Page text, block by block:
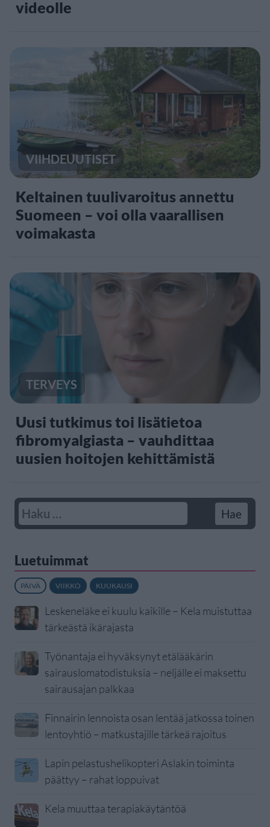
videolle
VIIHDEUUTISET
Keltainen tuulivaroitus annettu
Suomeen – voi olla vaarallisen
voimakasta
TERVEYS
Uusi tutkimus toi lisätietoa
fibromyalgiasta – vauhdittaa
uusien hoitojen kehittämistä
Luetuimmat
PÄIVÄ VIIKKO KUUKAUSI
Leskeneläke ei kuulu kaikille – Kela muistuttaa
tärkeästä ikärajasta
Työnantaja ei hyväksynyt etälääkärin
sairauslomatodistuksia – neljälle ei maksettu
sairausajan palkkaa
Finnairin lennoista osan lentää jatkossa toinen
lentoyhtiö – matkustajille tärkeä rajoitus
Lapin pelastushelikopteri Aslakin toiminta
päättyy – rahat loppuivat
Kela muuttaa terapiakäytäntöä